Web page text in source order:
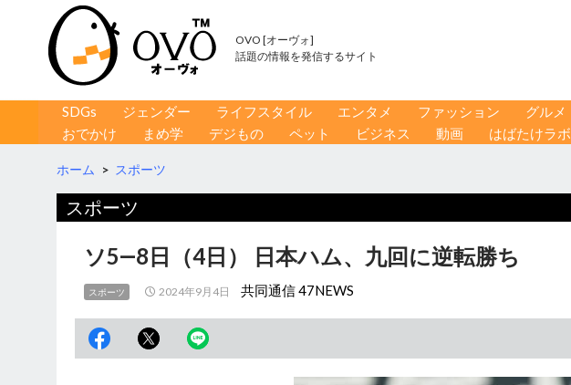
OVO [オーヴォ]
話題の情報を発信するサイト
コンテンツへ移動
SDGs ジェンダー ライフスタイル エンタメ ファッション グルメ
おでかけ
まめ学 デジもの ペット ビジネス 動画 はばたけラボ
ホーム > スポーツ
スポーツ
ソ5―8日（4日） 日本ハム、九回に逆転勝ち
スポーツ 2024年9月4日 共同通信 47NEWS